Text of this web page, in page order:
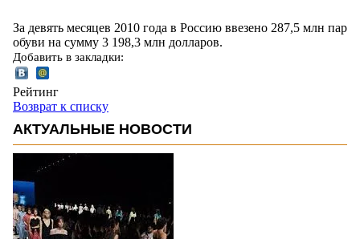
За девять месяцев 2010 года в Россию ввезено 287,5 млн пар
обуви на сумму 3 198,3 млн долларов.
Добавить в закладки:
Рейтинг
Возврат к списку
АКТУАЛЬНЫЕ НОВОСТИ